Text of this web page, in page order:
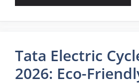
Tata Electric
2026: Eco-